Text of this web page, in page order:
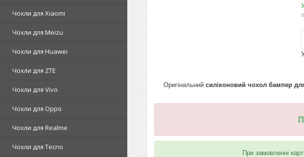
Чохли для Xiaomi
Чохли для Meizu
Чохли для Huawei
Чохли для ZTE
Чохли для Vivo
Чохли для Oppo
Чохли для Realme
Чохли для Tecno
Оригінальний силіконовий чохол бампер
При замовленні